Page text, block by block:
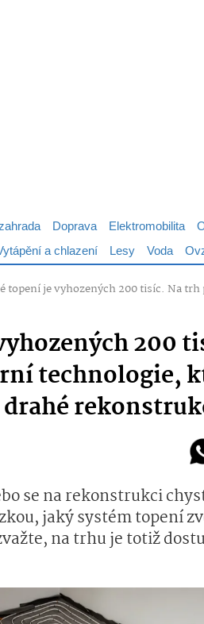
Doprava Elektromobilita
a chlazení Lesy Voda
topení je vyhozených 200 tisíc. Na
200
technologie,
se na rekonstrukci
jaký systém topení
na trhu je totiž